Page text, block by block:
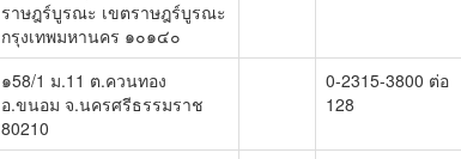
ราษฎร์บูรณะ เขตราษฎร์บูรณะ
กรุงเทพมหานคร ๑๐๑๔๐
๑58/1 ม.11 ต.ควนทอง
อ.ขนอม จ.นครศรีธรรมราช
80210
0-2315-3800 ต่อ
128